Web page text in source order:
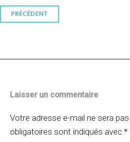
Navigation
PRÉCÉDENT
Laisser un commentaire
Votre adresse e-mail ne sera pas
obligatoires sont indiqués avec *